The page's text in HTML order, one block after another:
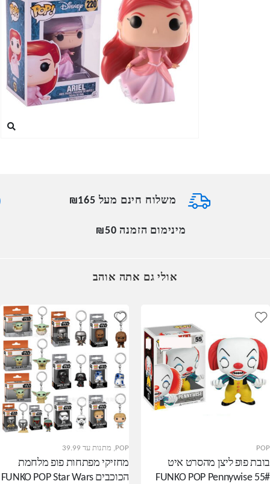
משלוח חינם מעל ₪165
מינימום הזמנה ₪50
אולי גם אתה אוהב
POP
בובת פופ ליצן מהסרט איט
FUNKO POP Pennywise 55#
POP
, מתנות עד 39.99
מחזיקי מפתחות פופ מלחמת
הכוכבים FUNKO POP Star Wars